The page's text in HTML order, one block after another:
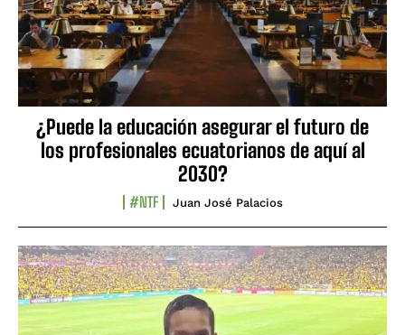
¿Puede la educación asegurar el futuro de
los profesionales ecuatorianos de aquí al
2030?
#NTF Juan José Palacios